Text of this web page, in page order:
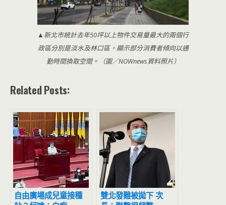
▲新北市統計去年50坪以上物件交易量最大的兩個行
政區分別是淡水及林口區，顯示部分消費者傾向以通
勤時間換取空間。（圖／NOWnews資料照片）
Related Posts:
自由廣場成兒童接種
雙北發難被拋下 次